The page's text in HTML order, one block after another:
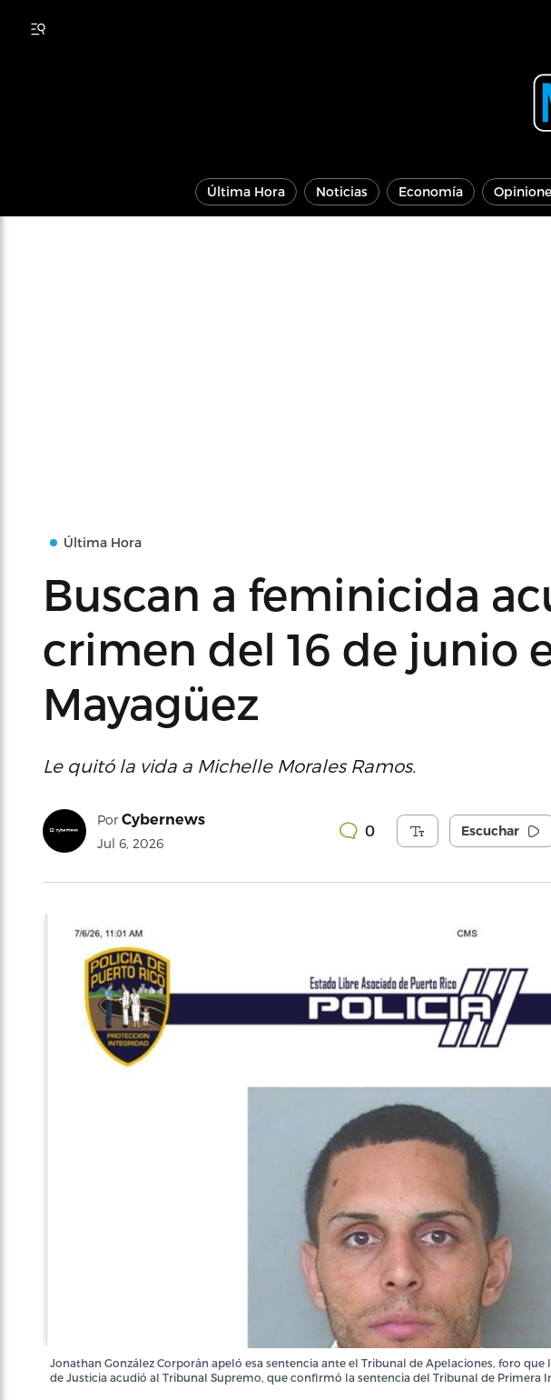
Última Hora Noticias Economía
Última Hora
Buscan a feminicida
crimen del 16 de junio
Mayagüez
Le quitó la vida a Michelle Morales Ramos.
Por Cybernews
Jul 6, 2026
0 Escuchar
Jonathan González Corporán apeló esa sentencia ante el Tribunal de Apelaciones, foro
de Justicia acudió al Tribunal Supremo, que confirmó la sentencia del Tribunal de Primera